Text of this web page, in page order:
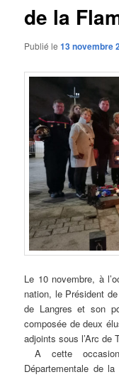
de la
Publié le13 novembre
Le 10 novembre, à
nation, le Président
de Langres et son
composée de deux
adjoints sous l’Arc de
A cette
Départementale de